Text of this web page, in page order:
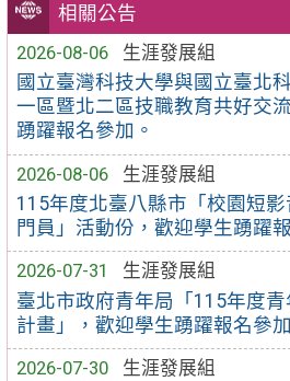
相關公告
2026-08-06
生涯發展組
國立臺灣科技大學與國立臺北
一區暨北二區技職教育共好交
踴躍報名參加。
2026-08-06
生涯發展組
115年度北臺八縣市「校園短
門員」活動份，歡迎學生踴躍
2026-07-31
生涯發展組
臺北市政府青年局「115年度
計畫」，歡迎學生踴躍報名參加
2026-07-30
生涯發展組